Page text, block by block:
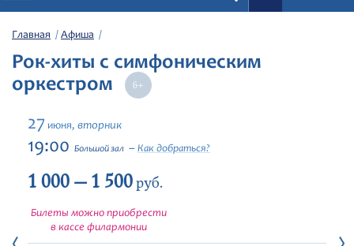
Филармония
Афиша
Фестивали
Абонементы
Главная Афиша
Рок-хиты с симфоническим
оркестром
27 июня, вторник
19:00 Большой зал Как добраться?
1 000 — 1 500руб.
Билеты можно приобрести
в кассе филармонии